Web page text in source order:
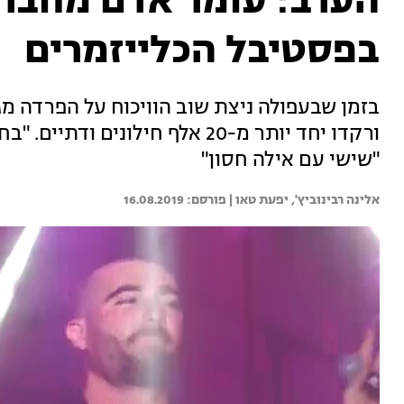
בפסטיבל הכלייזמרים
בזמן שבעפולה ניצת שוב הוויכוח על
ורקדו יחד יותר מ-20 אלף
"שישי עם אילה חסון"
אלינה רבינוביץ', יפעת טאו | 16.08.2019